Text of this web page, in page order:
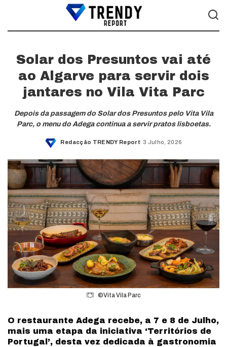
Solar dos Presuntos vai até
ao Algarve para servir dois
jantares no Vila Vita Parc
Depois da passagem do Solar dos Presuntos pelo Vita Vila
Parc, o menu do Adega continua a servir pratos lisboetas.
Posted
Redacção TRENDY Report 3 Julho, 2026
©Vita Vila Parc
O restaurante Adega recebe, a 7 e 8 de Julho,
mais uma etapa da iniciativa ‘Territórios de
Portugal’, desta vez dedicada à gastronomia